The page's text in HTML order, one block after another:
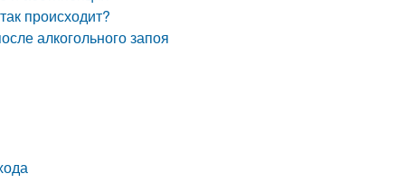
происходит?
алкогольного запоя